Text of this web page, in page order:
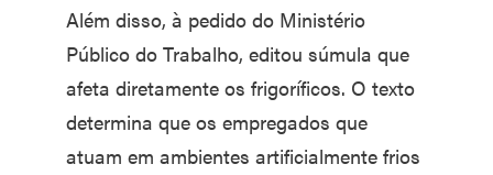
Além disso, à pedido do Ministério
Público do Trabalho, editou súmula que
afeta diretamente os frigoríficos. O texto
determina que os empregados que
atuam em ambientes artificialmente frios